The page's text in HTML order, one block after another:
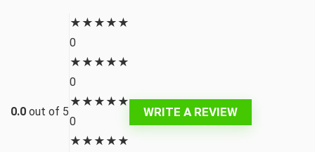
0.0 out of 5
★ ★ ★ ★ ★
0
★ ★ ★ ★ ★
0
★ ★ ★ ★ ★
0
★ ★ ★ ★ ★
WRITE A REVIEW